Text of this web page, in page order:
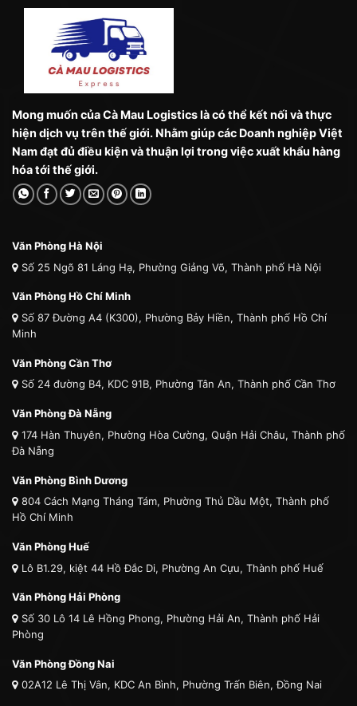
Mong muốn của Cà Mau Logistics là có thể kết nối và thực
hiện dịch vụ trên thế giới. Nhằm giúp các Doanh nghiệp Việt
Nam đạt đủ điều kiện và thuận lợi trong việc xuất khẩu hàng
hóa tới thế giới.
Văn Phòng Hà Nội
Số 25 Ngõ 81 Láng Hạ, Phường Giảng Võ, Thành phố Hà Nội
Văn Phòng Hồ Chí Minh
Số 87 Đường A4 (K300), Phường Bảy Hiền, Thành phố Hồ Chí
Minh
Văn Phòng Cần Thơ
Số 24 đường B4, KDC 91B, Phường Tân An, Thành phố Cần Thơ
Văn Phòng Đà Nẵng
174 Hàn Thuyên, Phường Hòa Cường, Quận Hải Châu, Thành phố
Đà Nẵng
Văn Phòng Bình Dương
804 Cách Mạng Tháng Tám, Phường Thủ Dầu Một, Thành phố
Hồ Chí Minh
Văn Phòng Huế
Lô B1.29, kiệt 44 Hồ Đắc Di, Phường An Cựu, Thành phố Huế
Văn Phòng Hải Phòng
Số 30 Lô 14 Lê Hồng Phong, Phường Hải An, Thành phố Hải
Phòng
Văn Phòng Đồng Nai
02A12 Lê Thị Vân, KDC An Bình, Phường Trấn Biên, Đồng Nai